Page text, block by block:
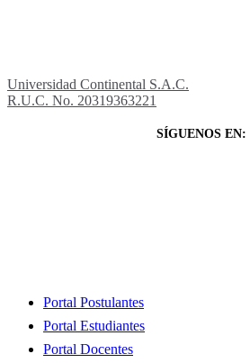
Universidad Continental S.A.C.
R.U.C. No. 20319363221
SÍGUENOS EN:
Close
Portal Postulantes
Portal Estudiantes
Portal Docentes